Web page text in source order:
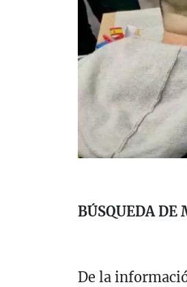
BÚSQUEDA DE
De la